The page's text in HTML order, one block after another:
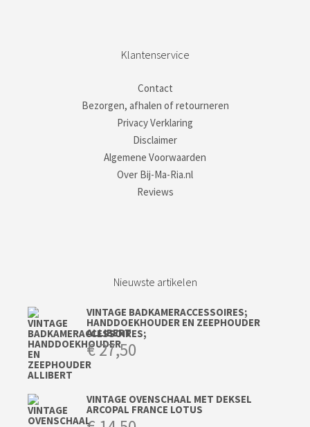
Klantenservice
Contact
Bezorgen, afhalen of retourneren
Privacy Verklaring
Disclaimer
Algemene Voorwaarden
Over Bij-Ma-Ria.nl
Reviews
Nieuwste artikelen
VINTAGE BADKAMERACCESSOIRES;
HANDDOEKHOUDER EN ZEEPHOUDER
ALLIBERT
€27,50
VINTAGE OVENSCHAAL MET DEKSEL
ARCOPAL FRANCE LOTUS